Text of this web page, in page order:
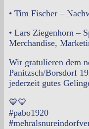
• Tim Fischer –
• Lars Ziegenhorn –
Merchandise,
Wir gratulieren dem
Panitzsch/Borsdorf
jederzeit gutes
💙💛
#pabo1920